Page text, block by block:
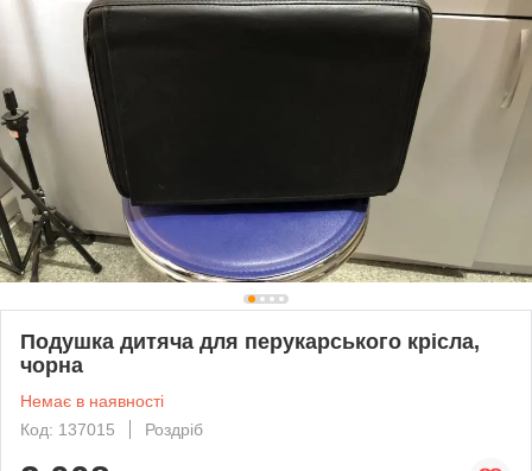
Подушка дитяча для перукарського крісла,
чорна
Немає в наявності
Код: 137015
Роздріб